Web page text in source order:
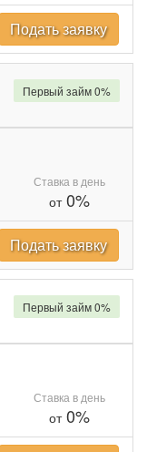
Подать заявку
Ставка в день
от0%
Первый займ 0%
Подать заявку
Ставка в день
от0%
Первый займ 0%